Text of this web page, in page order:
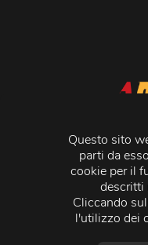
Questo sito
parti da
cookie per il
descritti
Cliccando
l'utilizzo dei
Via
C.C.I.A.A. -
Registro delle
Fiscale e Partita Iva
Credits:Crea